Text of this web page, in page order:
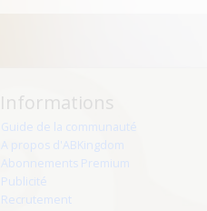
Informations
Guide de la communauté
A propos d'ABKingdom
Abonnements Premium
Publicité
Recrutement